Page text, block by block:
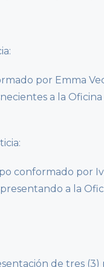
por Emma
a la
conformado por
a la
de tres